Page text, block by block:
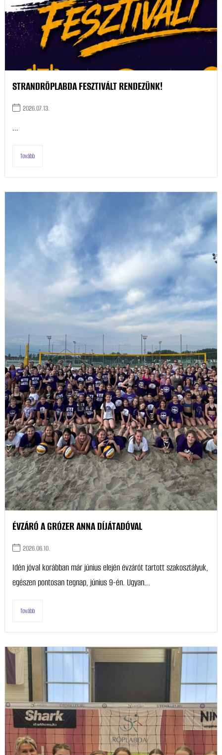
STRANDRÖPLABDA FESZTIVÁLT RENDEZÜNK!
2026.07.13.
...
Tovább
ÉVZÁRÓ A GRÓZER ANNA DÍJÁTADÓVAL
2026.06.10.
Idén jóval korábban már június elején évzárót tartott szakosztályuk,
egészen pontosan tegnap, június 9-én. Ugyan...
Tovább